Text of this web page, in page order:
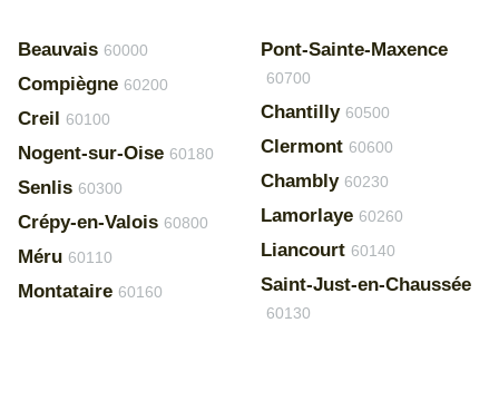
Beauvais 60000
Compiègne 60200
Creil 60100
Nogent-sur-Oise 60180
Senlis 60300
Crépy-en-Valois 60800
Méru 60110
Montataire 60160
Pont-Sainte-Maxence
60700
Chantilly 60500
Clermont 60600
Chambly 60230
Lamorlaye 60260
Liancourt 60140
Saint-Just-en-Chaussée
60130